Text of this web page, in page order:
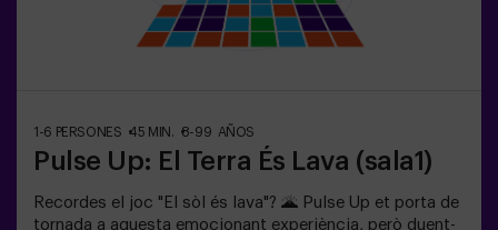
1-6 PERSONES 45 MIN. 8-99 AÑOS
Pulse Up: El Terra És Lava (sala1)
Recordes el joc "El sòl és lava"? 🌋 Pulse Up et porta de
tornada a aquesta emocionant experiència, però duent-